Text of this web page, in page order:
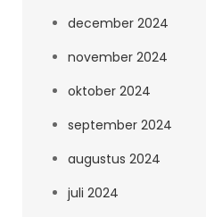
december 2024
november 2024
oktober 2024
september 2024
augustus 2024
juli 2024